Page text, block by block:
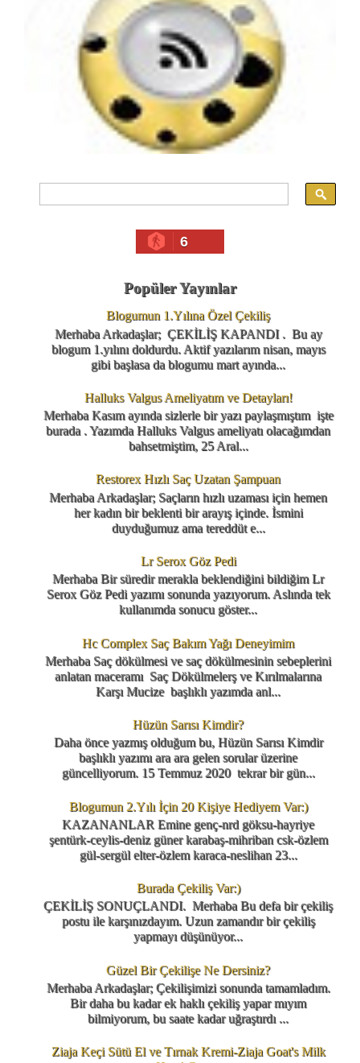
6
Popüler Yayınlar
Blogumun 1.Yılına Özel Çekiliş
Merhaba Arkadaşlar; ÇEKİLİŞ KAPANDI . Bu ay
blogum 1.yılını doldurdu. Aktif yazılarım nisan, mayıs
gibi başlasa da blogumu mart ayında...
Halluks Valgus Ameliyatım ve Detayları!
Merhaba Kasım ayında sizlerle bir yazı paylaşmıştım işte
burada . Yazımda Halluks Valgus ameliyatı olacağımdan
bahsetmiştim, 25 Aral...
Restorex Hızlı Saç Uzatan Şampuan
Merhaba Arkadaşlar; Saçların hızlı uzaması için hemen
her kadın bir beklenti bir arayış içinde. İsmini
duyduğumuz ama tereddüt e...
Lr Serox Göz Pedi
Merhaba Bir süredir merakla beklendiğini bildiğim Lr
Serox Göz Pedi yazımı sonunda yazıyorum. Aslında tek
kullanımda sonucu göster...
Hc Complex Saç Bakım Yağı Deneyimim
Merhaba Saç dökülmesi ve saç dökülmesinin sebeplerini
anlatan maceramı Saç Dökülmelerş ve Kırılmalarına
Karşı Mucize başlıklı yazımda anl...
Hüzün Sarısı Kimdir?
Daha önce yazmış olduğum bu, Hüzün Sarısı Kimdir
başlıklı yazımı ara ara gelen sorular üzerine
güncelliyorum. 15 Temmuz 2020 tekrar bir gün...
Blogumun 2.Yılı İçin 20 Kişiye Hediyem Var:)
KAZANANLAR Emine genç-nrd göksu-hayriye
şentürk-ceylis-deniz güner karabaş-mihriban csk-özlem
gül-sergül elter-özlem karaca-neslihan 23...
Burada Çekiliş Var:)
ÇEKİLİŞ SONUÇLANDI. Merhaba Bu defa bir çekiliş
postu ile karşınızdayım. Uzun zamandır bir çekiliş
yapmayı düşünüyor...
Güzel Bir Çekilişe Ne Dersiniz?
Merhaba Arkadaşlar; Çekilişimizi sonunda tamamladım.
Bir daha bu kadar ek haklı çekiliş yapar mıyım
bilmiyorum, bu saate kadar uğraştırdı ...
Ziaja Keçi Sütü El ve Tırnak Kremi-Ziaja Goat's Milk